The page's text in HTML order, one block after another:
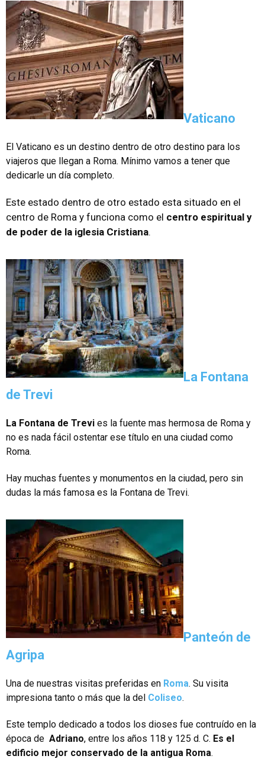
Vaticano
El Vaticano es un destino dentro de otro destino para los
viajeros que llegan a Roma. Mínimo vamos a tener que
dedicarle un día completo.
Este estado dentro de otro estado esta situado en el
centro de Roma y funciona como el centro espiritual y
de poder de la iglesia Cristiana.
La Fontana
de Trevi
La Fontana de Trevi es la fuente mas hermosa de Roma y
no es nada fácil ostentar ese título en una ciudad como
Roma.
Hay muchas fuentes y monumentos en la ciudad, pero sin
dudas la más famosa es la Fontana de Trevi.
Panteón de
Agripa
Una de nuestras visitas preferidas en Roma. Su visita
impresiona tanto o más que la del Coliseo.
Este templo dedicado a todos los dioses fue contruído en la
época de Adriano, entre los años 118 y 125 d. C. Es el
edificio mejor conservado de la antigua Roma.